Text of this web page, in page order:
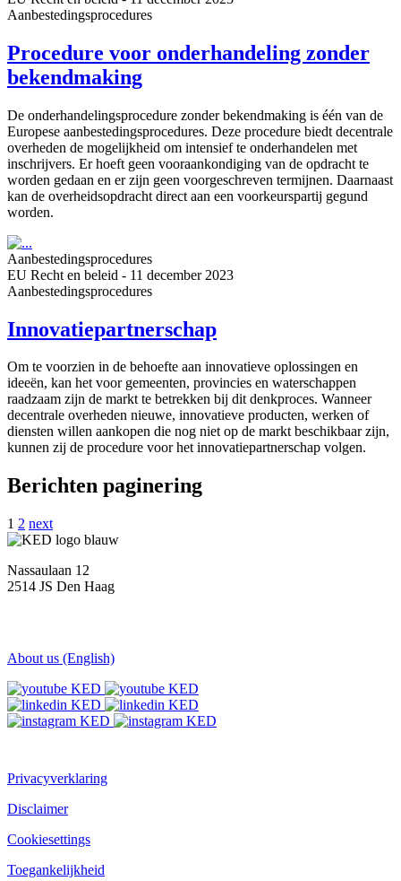
Aanbestedings­procedures
Procedure voor onderhandeling zonder
bekendmaking
De onderhandelingsprocedure zonder bekendmaking is één van de
Europese aanbestedingsprocedures. Deze procedure biedt decentrale
overheden de mogelijkheid om intensief te onderhandelen met
inschrijvers. Er hoeft geen vooraankondiging van de opdracht te
worden gedaan en er zijn geen voorgeschreven termijnen. Daarnaast
kan de overheidsopdracht direct aan een voorkeurspartij gegund
worden.
Aanbestedings­procedures
EU Recht en beleid - 11 december 2023
Aanbestedings­procedures
Innovatiepartnerschap
Om te voorzien in de behoefte aan innovatieve oplossingen en
ideeën, kan het voor gemeenten, provincies en waterschappen
raadzaam zijn de markt te betrekken bij dit denkproces. Wanneer
decentrale overheden nieuwe, innovatieve producten, werken of
diensten willen aankopen die nog niet op de markt beschikbaar zijn,
kunnen zij de procedure voor het innovatiepartnerschap volgen.
Berichten paginering
1 2 next
Nassaulaan 12
2514 JS Den Haag
About us (English)
Privacyverklaring
Disclaimer
Cookiesettings
Toegankelijkheid